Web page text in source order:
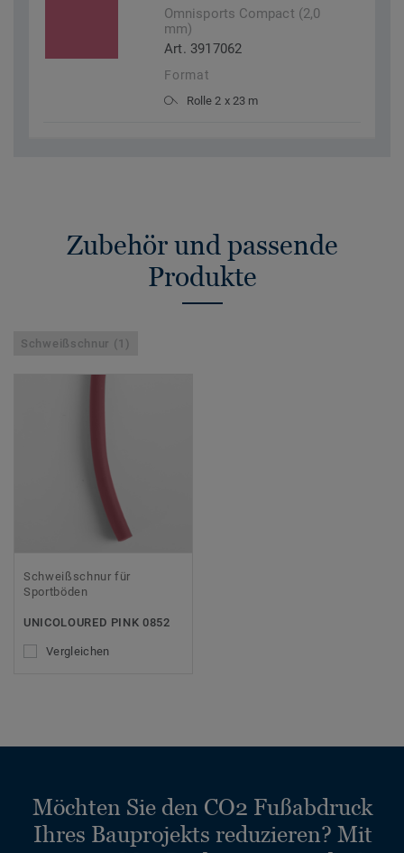
Omnisports Compact (2,0
mm)
Art. 3917062
Format
Rolle 2 x 23 m
Zubehör und passende
Produkte
Schweißschnur (1)
Schweißschnur für
Sportböden
UNICOLOURED PINK 0852
Vergleichen
Möchten Sie den CO2 Fußabdruck
Ihres Bauprojekts reduzieren? Mit